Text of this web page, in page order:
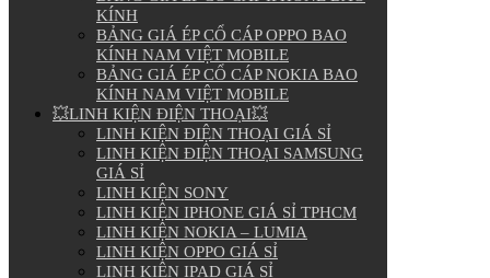
KÍNH
BẢNG GIÁ ÉP CỔ CÁP OPPO BAO
KÍNH NAM VIỆT MOBILE
BẢNG GIÁ ÉP CỔ CÁP NOKIA BAO
KÍNH NAM VIỆT MOBILE
💥LINH KIỆN ĐIỆN THOẠI💥
LINH KIỆN ĐIỆN THOẠI GIÁ SỈ
LINH KIỆN ĐIỆN THOẠI SAMSUNG
GIÁ SỈ
LINH KIỆN SONY
LINH KIỆN IPHONE GIÁ SỈ TPHCM
LINH KIỆN NOKIA – LUMIA
LINH KIỆN OPPO GIÁ SỈ
LINH KIỆN IPAD GIÁ SỈ